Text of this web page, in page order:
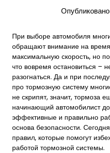
При выборе автомобиля
обращают внимание на
максимальную скорость, но
что вовремя остановиться –
разогнаться. Да и при
про тормозную систему
не скрипят, значит, тормоза
начинающий автомобилист
эффективные и правильно
основа безопасности.
правил, которые помогут
работой тормозной системы.